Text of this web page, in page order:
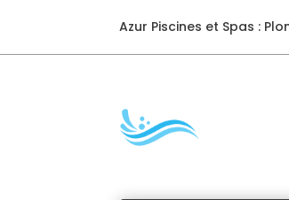
Azur Piscines et Spas :